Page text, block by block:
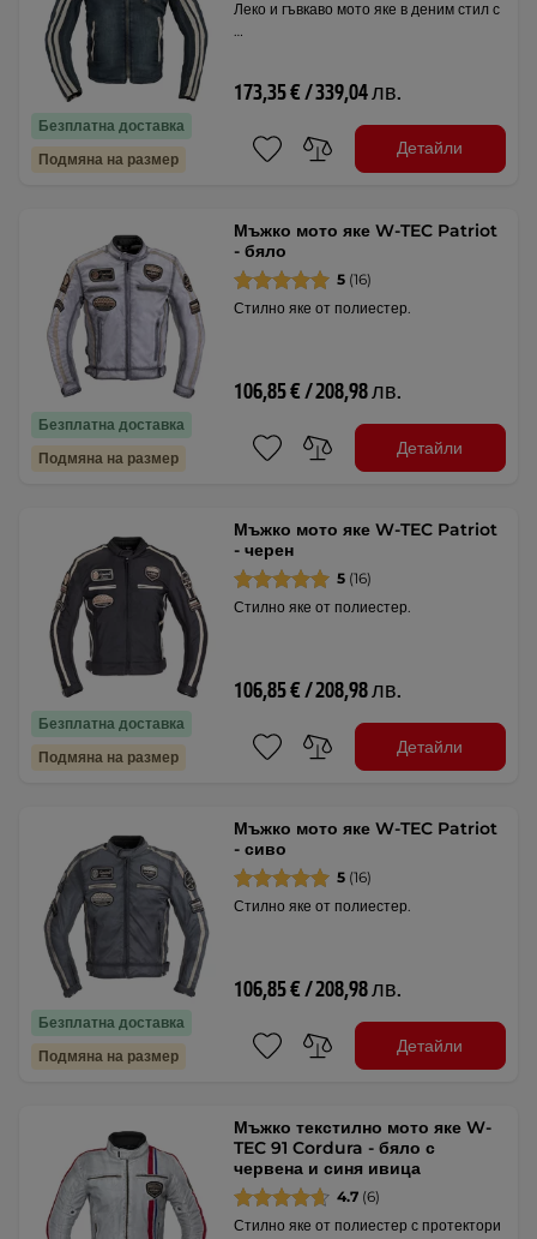
Безплатна доставка
Подмяна на размер
Леко и гъвкаво мото яке в деним стил с
173,35 € / 339,04 лв.
Детайли
Безплатна доставка
Подмяна на размер
Мъжко мото яке W-TEC Patriot
- бяло
5 (16)
Стилно яке от полиестер.
106,85 € / 208,98 лв.
Детайли
Безплатна доставка
Подмяна на размер
Мъжко мото яке W-TEC Patriot
- черен
5 (16)
Стилно яке от полиестер.
106,85 € / 208,98 лв.
Детайли
Безплатна доставка
Подмяна на размер
Мъжко мото яке W-TEC Patriot
- сиво
5 (16)
Стилно яке от полиестер.
106,85 € / 208,98 лв.
Детайли
Мъжко текстилно мото яке W-
TEC 91 Cordura - бяло с
червена и синя ивица
4.7 (6)
Стилно яке от полиестер с протектори